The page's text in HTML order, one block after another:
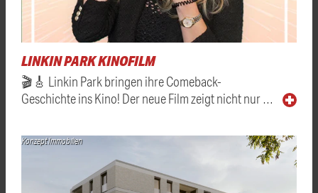
LINKIN PARK KINOFILM
🎬🎸 Linkin Park bringen ihre Comeback-
Geschichte ins Kino! Der neue Film zeigt nicht nur …
Konzept Immobilien